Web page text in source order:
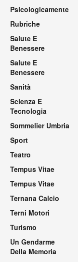
Psicologicamente
Rubriche
Salute E
Benessere
Salute E
Benessere
Sanità
Scienza E
Tecnologia
Sommelier Umbria
Sport
Teatro
Tempus Vitae
Tempus Vitae
Ternana Calcio
Terni Motori
Turismo
Un Gendarme
Della Memoria